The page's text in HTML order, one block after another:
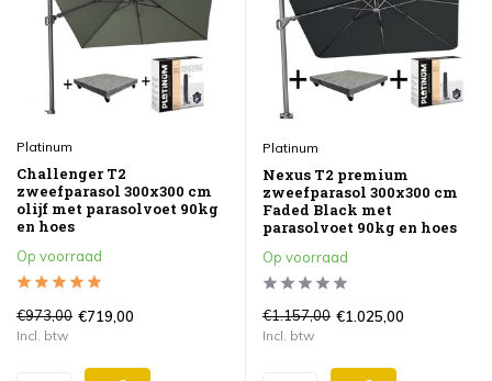
Platinum
Challenger T2
zweefparasol 300x300 cm
olijf met parasolvoet 90kg
en hoes
Op voorraad
€973,00 €719,00
Incl. btw
Platinum
Nexus T2 premium
zweefparasol 300x300 cm
Faded Black met
parasolvoet 90kg en hoes
Op voorraad
€1.157,00 €1.025,00
Incl. btw